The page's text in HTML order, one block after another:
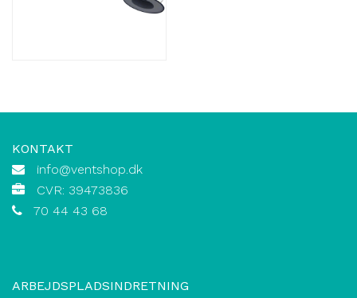
KONTAKT
info@ventshop.dk
CVR: 39473836
70 44 43 68
ARBEJDSPLADSINDRETNING